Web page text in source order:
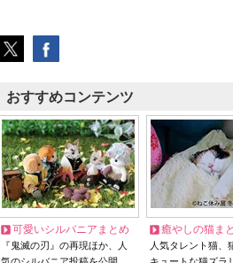
おすすめコンテンツ
可愛いシルバニアまとめ
『鬼滅の刃』の再現ほか、人
癒やしの猫ま
人気タレント猫